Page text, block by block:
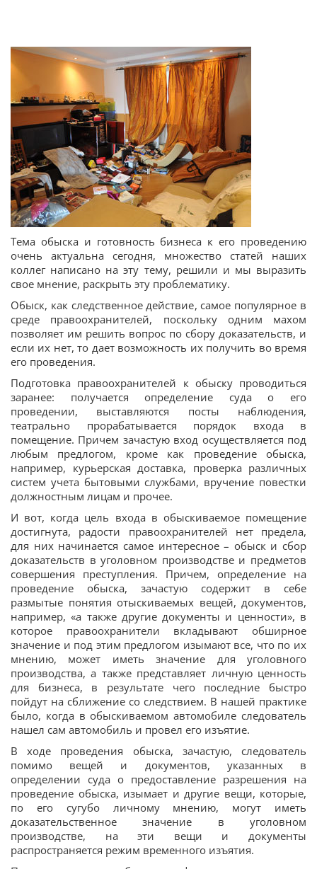
Тема обыска и готовность бизнеса к его проведению
очень актуальна сегодня, множество статей наших
коллег написано на эту тему, решили и мы выразить
свое мнение, раскрыть эту проблематику.
Обыск, как следственное действие, самое популярное в
среде правоохранителей, поскольку одним махом
позволяет им решить вопрос по сбору доказательств, и
если их нет, то дает возможность их получить во время
его проведения.
Подготовка правоохранителей к обыску проводиться
заранее: получается определение суда о его
проведении, выставляются посты наблюдения,
театрально прорабатывается порядок входа в
помещение. Причем зачастую вход осуществляется под
любым предлогом, кроме как проведение обыска,
например, курьерская доставка, проверка различных
систем учета бытовыми службами, вручение повестки
должностным лицам и прочее.
И вот, когда цель входа в обыскиваемое помещение
достигнута, радости правоохранителей нет предела,
для них начинается самое интересное – обыск и сбор
доказательств в уголовном производстве и предметов
совершения преступления. Причем, определение на
проведение обыска, зачастую содержит в себе
размытые понятия отыскиваемых вещей, документов,
например, «а также другие документы и ценности», в
которое правоохранители вкладывают обширное
значение и под этим предлогом изымают все, что по их
мнению, может иметь значение для уголовного
производства, а также представляет личную ценность
для бизнеса, в результате чего последние быстро
пойдут на сближение со следствием. В нашей практике
было, когда в обыскиваемом автомобиле следователь
нашел сам автомобиль и провел его изъятие.
В ходе проведения обыска, зачастую, следователь
помимо вещей и документов, указанных в
определении суда о предоставление разрешения на
проведение обыска, изымает и другие вещи, которые,
по его сугубо личному мнению, могут иметь
доказательственное значение в уголовном
производстве, на эти вещи и документы
распространяется режим временного изъятия.